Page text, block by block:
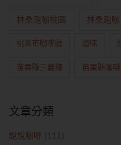
林桑跑咖桃園 林桑跑
桃園市咖啡廳 澀味
苗栗縣三義鄉 苗栗縣咖
文章分類
說說咖啡 (111)